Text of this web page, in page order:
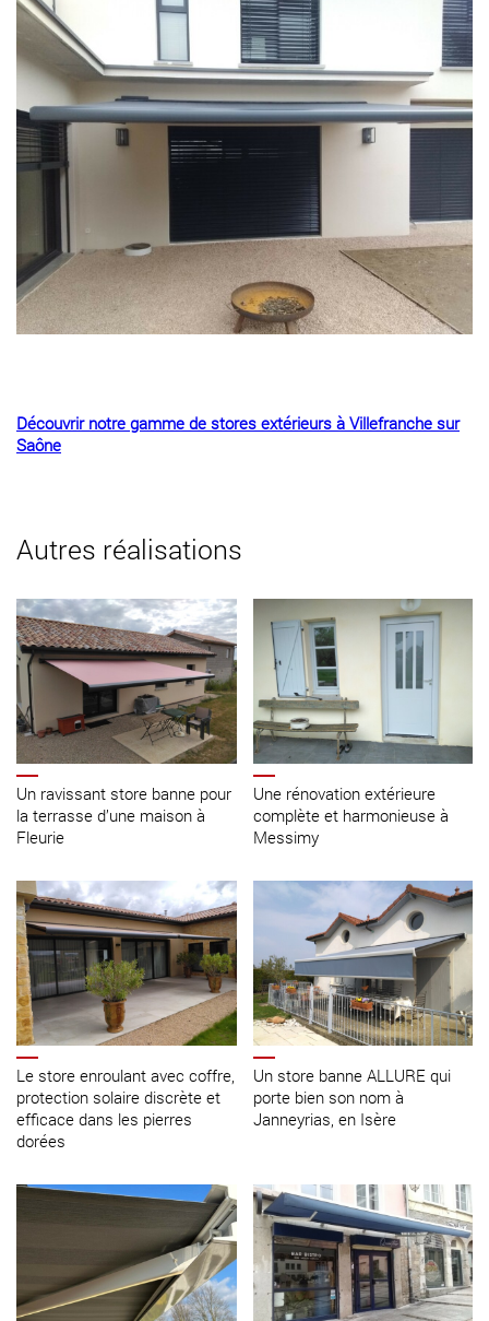
Découvrir notre gamme de stores extérieurs à Villefranche sur
Saône
Autres réalisations
Un ravissant store banne pour
la terrasse d’une maison à
Fleurie
Une rénovation extérieure
complète et harmonieuse à
Messimy
Le store enroulant avec coffre,
protection solaire discrète et
efficace dans les pierres
dorées
Un store banne ALLURE qui
porte bien son nom à
Janneyrias, en Isère